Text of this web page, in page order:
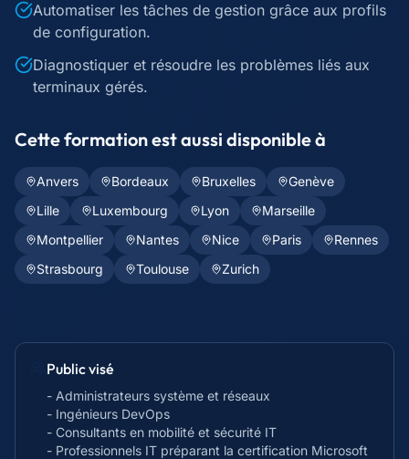
Automatiser les tâches de gestion grâce aux profils
de configuration.
Diagnostiquer et résoudre les problèmes liés aux
terminaux gérés.
Cette formation est aussi disponible à
Anvers Bordeaux Bruxelles
Genève
Lille
Luxembourg Lyon
Marseille
Montpellier
Nantes Nice Paris
Rennes
Strasbourg
Toulouse Zurich
Public visé
- Administrateurs système et réseaux
- Ingénieurs DevOps
- Consultants en mobilité et sécurité IT
- Professionnels IT préparant la certification Microsoft